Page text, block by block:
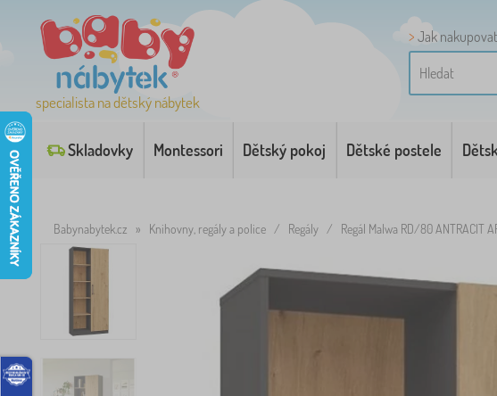
specialista na dětský nábytek
Jak nakupovat
Skladovky Montessori Dětský pokoj Dětské postele
Babynabytek.cz » Knihovny, regály a police / Regály / Regál Malwa RD/80 ANTRACIT